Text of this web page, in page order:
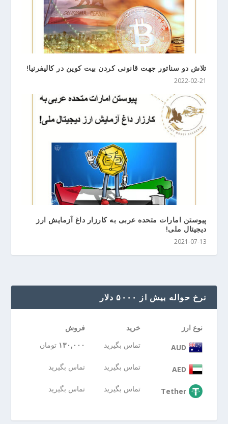
تلاش دو سناتور جهت قانونی کردن بیت کوین در کالیفرنیا!
2022-02-21
پیوستن امارات متحده عربی به کارزار داغ آزمایش ارز
دیجیتال ملی!
2021-07-13
نرخ حواله بیش از ۵۰۰۰ دلار
نوع ارز خرید فروش
AUD تماس بگیرید ۱۳۰,۰۰۰ تومان
AED تماس بگیرید تماس بگیرید
Tether تماس بگیرید تماس بگیرید